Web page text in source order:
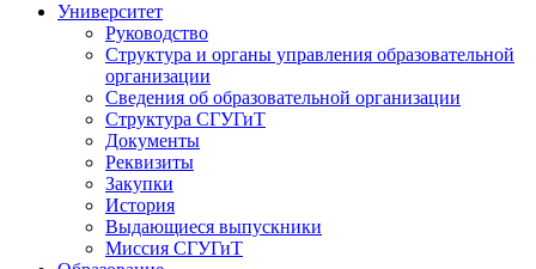
Университет
Руководство
Структура и органы управления образовательной
организации
Сведения об образовательной организации
Структура СГУГиТ
Документы
Реквизиты
Закупки
История
Выдающиеся выпускники
Миссия СГУГиТ